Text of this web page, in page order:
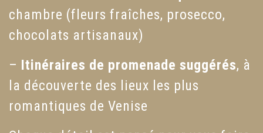
chambre (fleurs fraîches, prosecco,
chocolats artisanaux)
– Itinéraires de promenade suggérés, à
la découverte des lieux les plus
romantiques de Venise